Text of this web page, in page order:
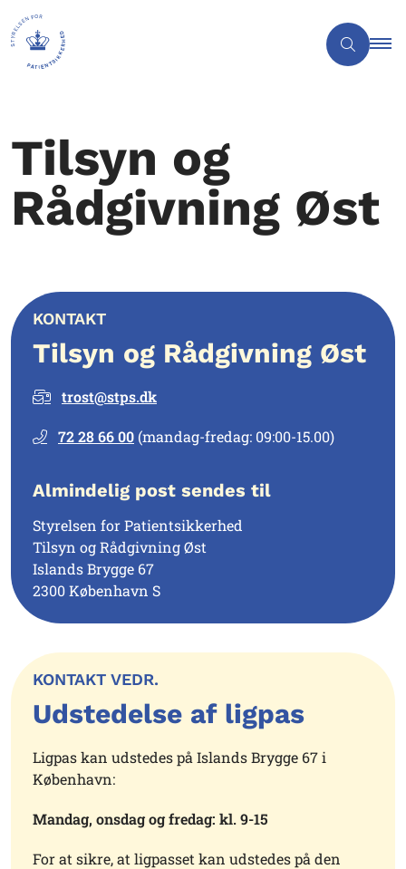
Tilsyn og
Rådgivning Øst
KONTAKT
Tilsyn og Rådgivning Øst
trost@stps.dk
72 28 66 00 (mandag-fredag: 09:00-15.00)
Almindelig post sendes til
Styrelsen for Patientsikkerhed
Tilsyn og Rådgivning Øst
Islands Brygge 67
2300 København S
KONTAKT VEDR.
Udstedelse af ligpas
Ligpas kan udstedes på Islands Brygge 67 i
København:
Mandag, onsdag og fredag: kl. 9-15
For at sikre, at ligpasset kan udstedes på den